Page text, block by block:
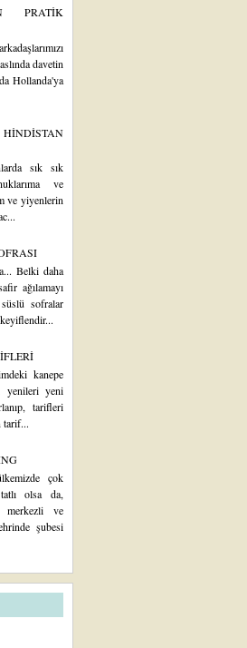
PRATİK
davetin
Hollanda'ya
sık sık
ve
ve yiyenlerin
Belki daha
ağılamayı
sofralar
kanepe
yenileri yeni
tarifleri
tarif...
çok
olsa da,
ve
şubesi